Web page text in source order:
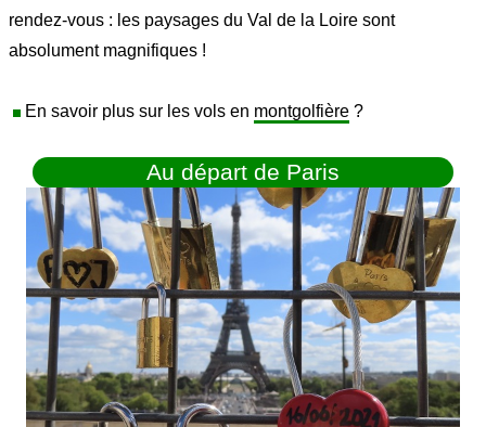
rendez-vous : les paysages du Val de la Loire sont
absolument magnifiques !
En savoir plus sur les vols en montgolfière ?
Au départ de Paris